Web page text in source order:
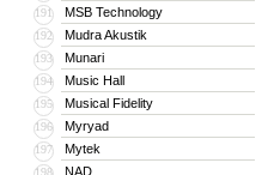
191 MSB Technology
192 Mudra Akustik
193 Munari
194 Music Hall
195 Musical Fidelity
196 Myryad
197 Mytek
198 NAD